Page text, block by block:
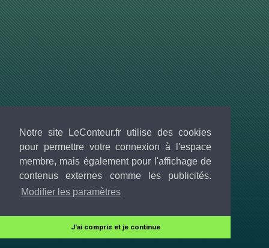
Notre site LeConteur.fr utilise des cookies
pour permettre votre connexion à l'espace
membre, mais également pour l'affichage de
contenus externes comme les publicités.
Modifier les paramètres
J'ai compris et je continue